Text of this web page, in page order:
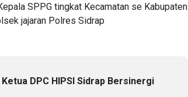
SPPG tingkat Kecamatan se Kabupaten
jajaran Polres Sidrap
DPC HIPSI Sidrap Bersinergi